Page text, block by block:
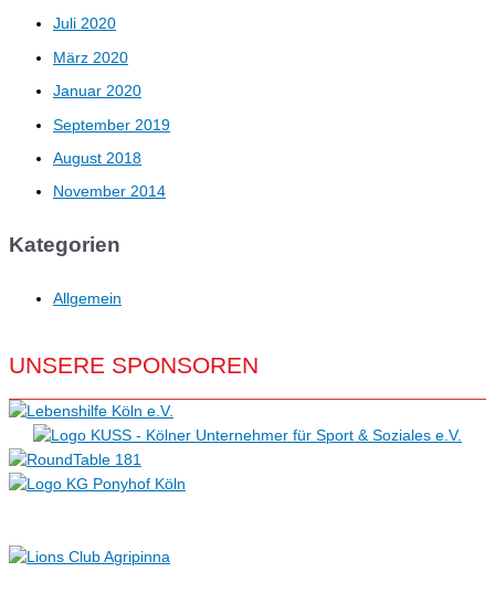
Juli 2020
März 2020
Januar 2020
September 2019
August 2018
November 2014
Kategorien
Allgemein
UNSERE SPONSOREN